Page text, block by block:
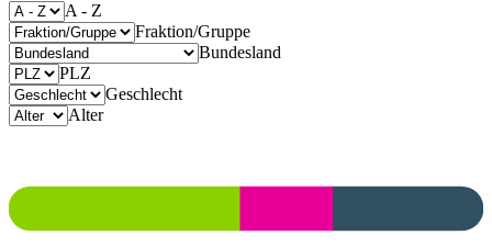
A - Z
Fraktion/Gruppe
Bundesland
PLZ
Geschlecht
Alter